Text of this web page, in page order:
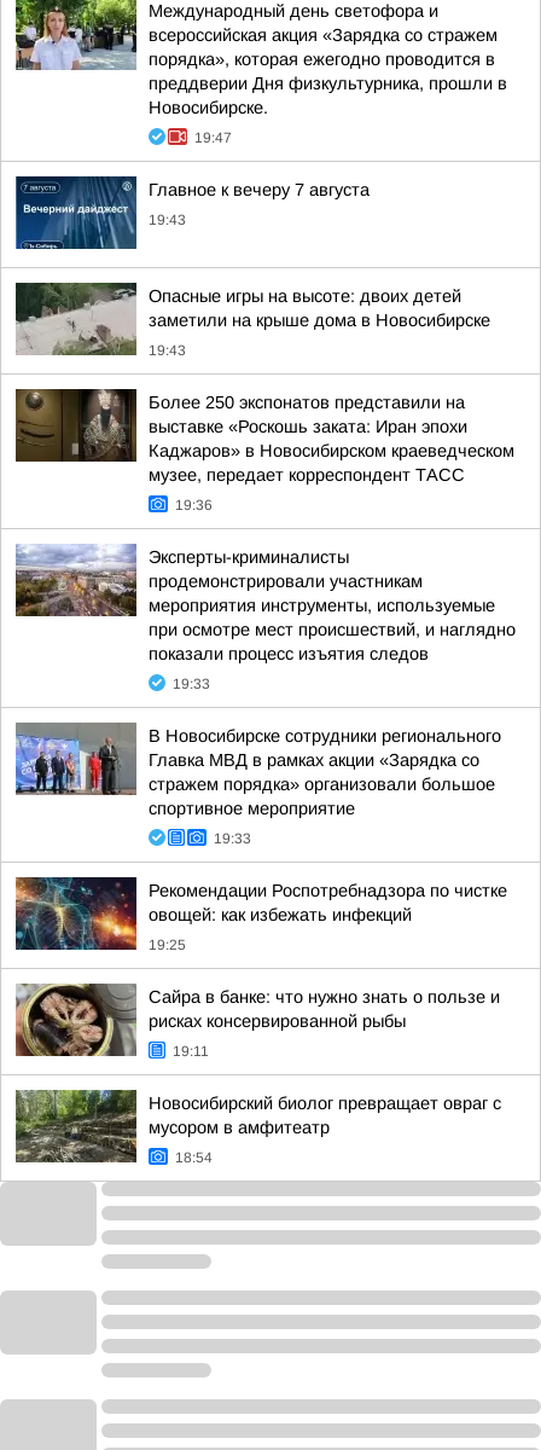
Международный день светофора и
всероссийская акция «Зарядка со стражем
порядка», которая ежегодно проводится в
преддверии Дня физкультурника, прошли в
Новосибирске.
19:47
Главное к вечеру 7 августа
19:43
Опасные игры на высоте: двоих детей
заметили на крыше дома в Новосибирске
19:43
Более 250 экспонатов представили на
выставке «Роскошь заката: Иран эпохи
Каджаров» в Новосибирском краеведческом
музее, передает корреспондент ТАСС
19:36
Эксперты-криминалисты
продемонстрировали участникам
мероприятия инструменты, используемые
при осмотре мест происшествий, и наглядно
показали процесс изъятия следов
19:33
В Новосибирске сотрудники регионального
Главка МВД в рамках акции «Зарядка со
стражем порядка» организовали большое
спортивное мероприятие
19:33
Рекомендации Роспотребнадзора по чистке
овощей: как избежать инфекций
19:25
Сайра в банке: что нужно знать о пользе и
рисках консервированной рыбы
19:11
Новосибирский биолог превращает овраг с
мусором в амфитеатр
18:54